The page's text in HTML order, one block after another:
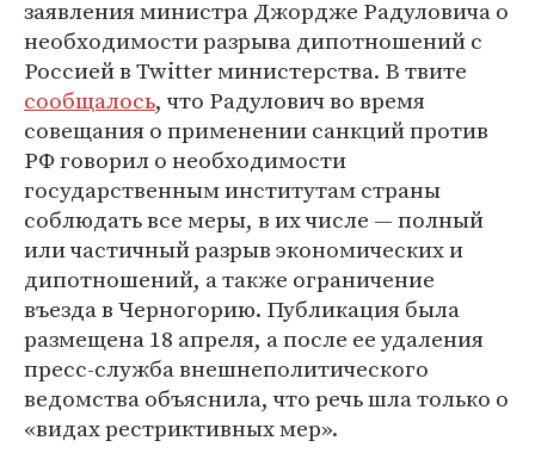
заявления министра Джордже Радуловича о
необходимости разрыва дипотношений с
Россией в Twitter министерства. В твите
сообщалось, что Радулович во время
совещания о применении санкций против
РФ говорил о необходимости
государственным институтам страны
соблюдать все меры, в их числе — полный
или частичный разрыв экономических и
дипотношений, а также ограничение
въезда в Черногорию. Публикация была
размещена 18 апреля, а после ее удаления
пресс-служба внешнеполитического
ведомства объяснила, что речь шла только о
«видах рестриктивных мер».